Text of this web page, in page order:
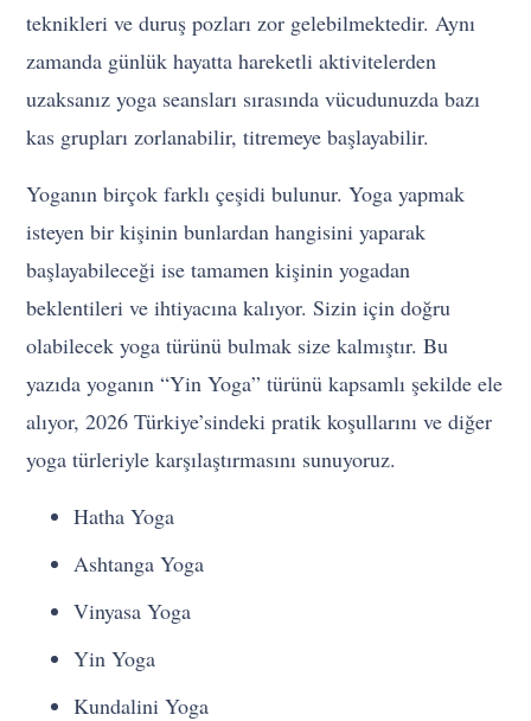
teknikleri ve duruş pozları zor gelebilmektedir. Aynı
zamanda günlük hayatta hareketli aktivitelerden
uzaksanız yoga seansları sırasında vücudunuzda bazı
kas grupları zorlanabilir, titremeye başlayabilir.
Yoganın birçok farklı çeşidi bulunur. Yoga yapmak
isteyen bir kişinin bunlardan hangisini yaparak
başlayabileceği ise tamamen kişinin yogadan
beklentileri ve ihtiyacına kalıyor. Sizin için doğru
olabilecek yoga türünü bulmak size kalmıştır. Bu
yazıda yoganın “Yin Yoga” türünü kapsamlı şekilde ele
alıyor, 2026 Türkiye’sindeki pratik koşullarını ve diğer
yoga türleriyle karşılaştırmasını sunuyoruz.
Hatha Yoga
Ashtanga Yoga
Vinyasa Yoga
Yin Yoga
Kundalini Yoga